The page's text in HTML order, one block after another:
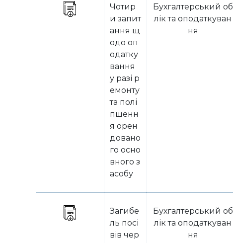
Чотир
и запит
ання щ
одо оп
одатку
вання
у разі р
емонту
та полі
пшенн
я орен
довано
го осно
вного з
асобу
Бухгалтерський об
лік та оподаткуван
ня
Загибе
ль посі
вів чер
Бухгалтерський об
лік та оподаткуван
ня